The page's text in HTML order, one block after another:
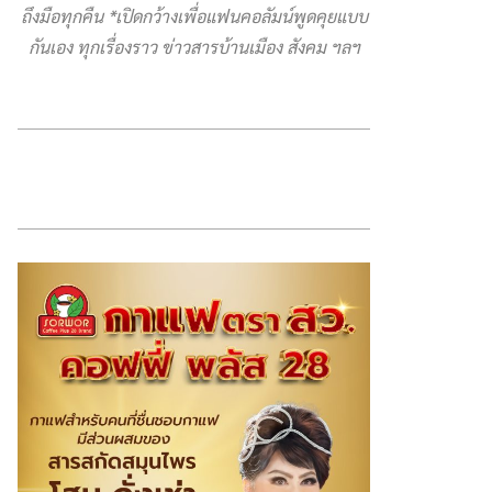
ถึงมือทุกคืน *เปิดกว้างเพื่อแฟนคอลัมน์พูดคุยแบบ
กันเอง ทุกเรื่องราว ข่าวสารบ้านเมือง สังคม ฯลฯ